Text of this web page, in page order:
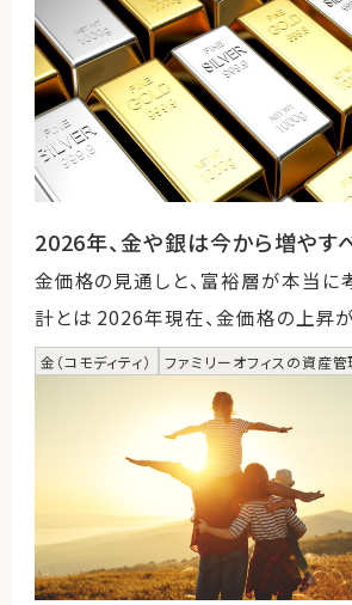
2026年、金や銀は今から増やす
金価格の見通しと、富裕層が本当に
計とは 2026年現在、金価格の上昇
金（コモディティ） ファミリーオフィスの資産管